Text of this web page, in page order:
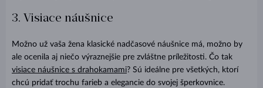
3. Visiace náušnice
Možno už vaša žena klasické nadčasové náušnice má, možno by
ale ocenila aj niečo výraznejšie pre zvláštne príležitosti. Čo tak
visiace náušnice s drahokamami? Sú ideálne pre všetkých, ktorí
chcú pridať trochu farieb a elegancie do svojej šperkovnice.